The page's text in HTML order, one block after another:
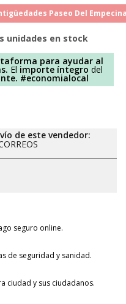
Paseo Del
unidades en stock
para ayudar al
El importe íntegro del
#economialocal
de este vendedor:
seguro online.
de seguridad y sanidad.
ciudad y sus ciudadanos.